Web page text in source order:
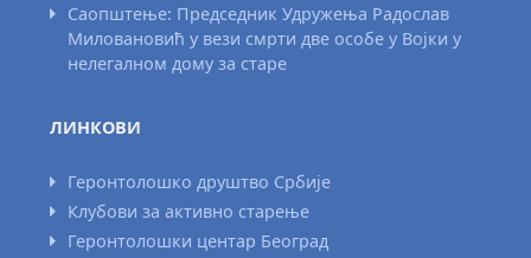
Саопштење: Председник Удружења Радослав
Миловановић у вези смрти две особе у Војки у
нелегалном дому за старе
ЛИНКОВИ
Геронтолошко друштво Србије
Клубови за активно старење
Геронтолошки центар Београд